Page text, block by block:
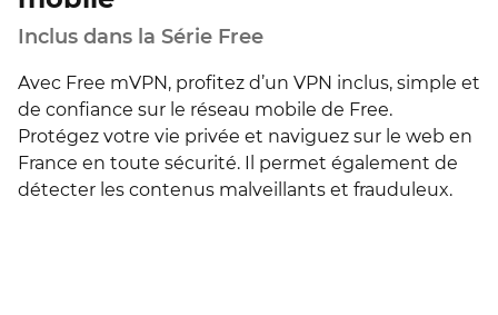
Inclus dans la Série Free
Avec Free mVPN, profitez d’un VPN inclus, simple et
de confiance sur le réseau mobile de Free.
Protégez votre vie privée et naviguez sur le web en
France en toute sécurité. Il permet également de
détecter les contenus malveillants et frauduleux.